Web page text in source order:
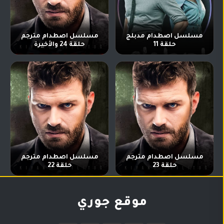
مسلسل اصطدام مدبلج
حلقة 11
مسلسل اصطدام مترجم
حلقة 24 والأخيرة
مسلسل اصطدام مترجم
حلقة 23
مسلسل اصطدام مترجم
حلقة 22
موقع جوري